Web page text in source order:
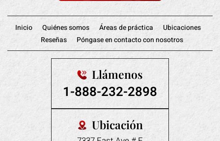
Inicio Quiénes somos Áreas de práctica
Ubicaciones
Reseñas
Póngase en contacto con nosotros
Llámenos
1-888-232-2898
Ubicación